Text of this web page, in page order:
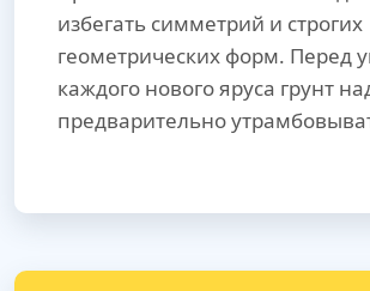
избегать симметрий и строгих
геометрических форм. Перед
каждого нового яруса грунт
предварительно